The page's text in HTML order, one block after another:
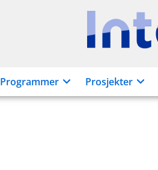
Programmer Prosjekter